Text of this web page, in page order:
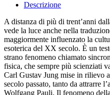
Descrizione
A distanza di più di trent’anni
vede la luce anche nella
maggiormente influenzato la
esoterica del XX secolo. È un
strano fenomeno chiamato
fisica, che sempre più scienziati
Carl Gustav Jung mise in rilievo
secolo passato, tanto da attrarre
Wolfgang Pauli. Il fenomeno